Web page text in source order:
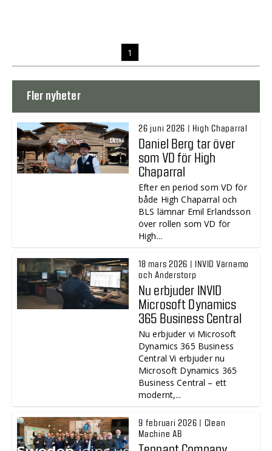
1
Fler nyheter
26 juni 2026 | High Chaparral
Daniel Berg tar över
som VD för High
Chaparral
Efter en period som VD för
både High Chaparral och
BLS lämnar Emil Erlandsson
över rollen som VD för
High...
18 mars 2026 | INVID Värnamo
och Anderstorp
Nu erbjuder INVID
Microsoft Dynamics
365 Business Central
Nu erbjuder vi Microsoft
Dynamics 365 Business
Central Vi erbjuder nu
Microsoft Dynamics 365
Business Central – ett
modernt,...
9 februari 2026 | Clean
Machine AB